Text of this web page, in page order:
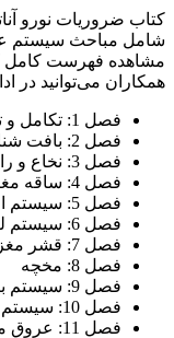
شامل مباحث سیستم
مشاهده فهرست کامل
همکاران می‌توانید در
فصل 1: تکامل و تقسیم بندی کلی سیستم عصبی
فصل 2: بافت شناسی سیستم عصبی
فصل 3: نخاع و راه های مربوطه
فصل 4: ساقه مغز و اعصاب مغزی
فصل 5: سیستم اعصاب خودمختار
فصل 6: سیستم لیمبیک و تشکیلات مشبک
فصل 7: قشر مغز و دیانسفالون
فصل 8: مخچه
فصل 9: سیستم بینایی
فصل 10: سیستم شنوایی
فصل 11: عروق مغز، مننژ و مایع مغزی نخاعی